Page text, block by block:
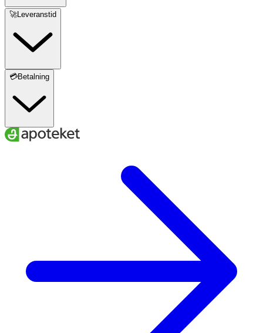
🚀Leveranstid
💳Betalning